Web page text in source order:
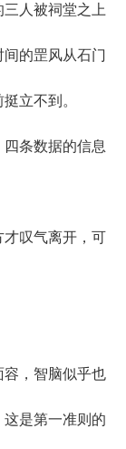
人被祠堂之上
的罡风从石门
立不到。
条数据的信息
叹气离开，可
，智脑似乎也
是第一准则的